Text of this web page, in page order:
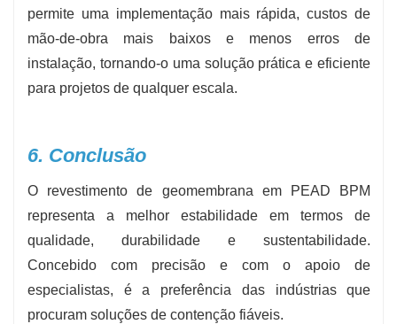
permite uma implementação mais rápida, custos de
mão-de-obra mais baixos e menos erros de
instalação, tornando-o uma solução prática e eficiente
para projetos de qualquer escala.
6. Conclusão
O revestimento de geomembrana em PEAD BPM
representa a melhor estabilidade em termos de
qualidade, durabilidade e sustentabilidade.
Concebido com precisão e com o apoio de
especialistas, é a preferência das indústrias que
procuram soluções de contenção fiáveis.